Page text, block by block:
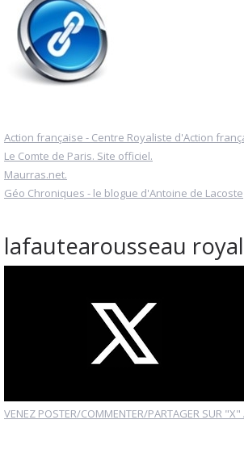
Action française - Centre Royaliste d'Action
Le Comte de Paris. Site officiel.
Maurras.net.
Géo Chroniques - le blogue d'Antoine de Lacoste
lafautearousseau
VENEZ POSTER/COMMENTER/PARTAGER SUR "X"